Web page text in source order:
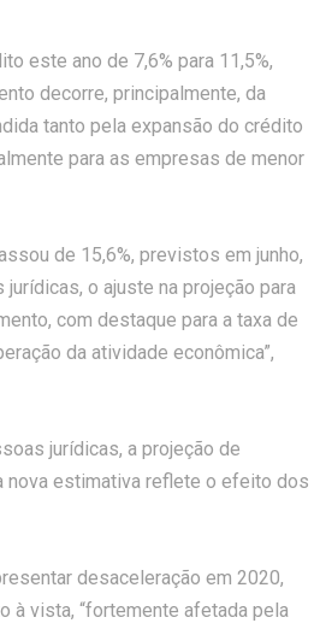
este ano de 7,6% para 11,5%,
decorre, principalmente, da
tanto pela expansão do crédito
para as empresas de menor
de 15,6%, previstos em junho,
o ajuste na projeção para
com destaque para a taxa de
da atividade econômica”,
jurídicas, a projeção de
nova estimativa reflete o efeito dos
desaceleração em 2020,
à vista, “fortemente afetada pela